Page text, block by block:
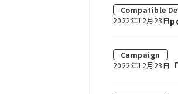
Compatible
2022年12月23日
Campaign
2022年12月23日